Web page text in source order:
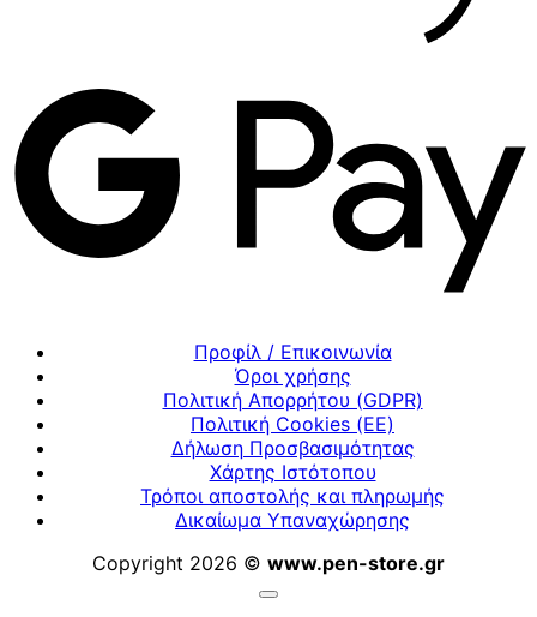
Προφίλ / Επικοινωνία
Όροι χρήσης
Πολιτική Απορρήτου (GDPR)
Πολιτική Cookies (ΕΕ)
Δήλωση Προσβασιμότητας
Χάρτης Ιστότοπου
Τρόποι αποστολής και πληρωμής
Δικαίωμα Υπαναχώρησης
Copyright 2026 © www.pen-store.gr